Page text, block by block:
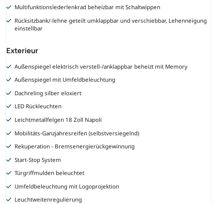
Multifunktionslederlenkrad beheizbar mit Schaltwippen
Rücksitzbank/-lehne geteilt umklappbar und verschiebbar, Lehenneigung
einstellbar
Exterieur
Außenspiegel elektrisch verstell-/anklappbar beheizt mit Memory
Außenspiegel mit Umfeldbeleuchtung
Dachreling silber eloxiert
LED Rückleuchten
Leichtmetallfelgen 18 Zoll Napoli
Mobilitäts-Ganzjahresreifen (selbstversiegelnd)
Rekuperation - Bremsenergierückgewinnung
Start-Stop System
Türgriffmulden beleuchtet
Umfeldbeleuchtung mit Logoprojektion
Leuchtweitenregulierung